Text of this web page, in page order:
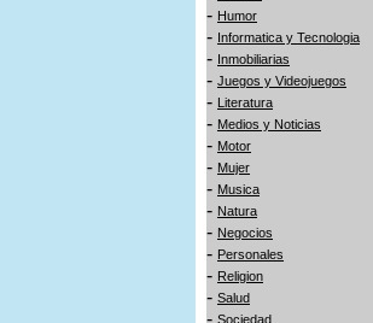
- Humor
- Informatica y Tecnologia
- Inmobiliarias
- Juegos y Videojuegos
- Literatura
- Medios y Noticias
- Motor
- Mujer
- Musica
- Natura
- Negocios
- Personales
- Religion
- Salud
- Sociedad